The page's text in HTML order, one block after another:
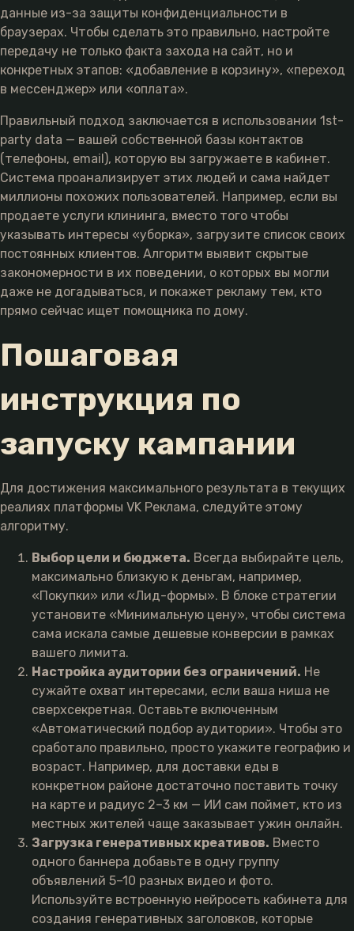
данные из-за защиты конфиденциальности в
браузерах. Чтобы сделать это правильно, настройте
передачу не только факта захода на сайт, но и
конкретных этапов: «добавление в корзину», «переход
в мессенджер» или «оплата».
Правильный подход заключается в использовании 1st-
party data — вашей собственной базы контактов
(телефоны, email), которую вы загружаете в кабинет.
Система проанализирует этих людей и сама найдет
миллионы похожих пользователей. Например, если вы
продаете услуги клининга, вместо того чтобы
указывать интересы «уборка», загрузите список своих
постоянных клиентов. Алгоритм выявит скрытые
закономерности в их поведении, о которых вы могли
даже не догадываться, и покажет рекламу тем, кто
прямо сейчас ищет помощника по дому.
Пошаговая
инструкция по
запуску кампании
Для достижения максимального результата в текущих
реалиях платформы VK Реклама, следуйте этому
алгоритму.
Выбор цели и бюджета. Всегда выбирайте цель,
максимально близкую к деньгам, например,
«Покупки» или «Лид-формы». В блоке стратегии
установите «Минимальную цену», чтобы система
сама искала самые дешевые конверсии в рамках
вашего лимита.
Настройка аудитории без ограничений. Не
сужайте охват интересами, если ваша ниша не
сверхсекретная. Оставьте включенным
«Автоматический подбор аудитории». Чтобы это
сработало правильно, просто укажите географию и
возраст. Например, для доставки еды в
конкретном районе достаточно поставить точку
на карте и радиус 2–3 км — ИИ сам поймет, кто из
местных жителей чаще заказывает ужин онлайн.
Загрузка генеративных креативов. Вместо
одного баннера добавьте в одну группу
объявлений 5–10 разных видео и фото.
Используйте встроенную нейросеть кабинета для
создания генеративных заголовков, которые